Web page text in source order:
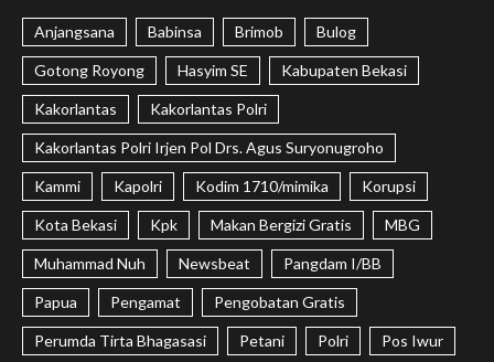
Anjangsana Babinsa Brimob Bulog
Gotong Royong Hasyim SE Kabupaten Bekasi
Kakorlantas Kakorlantas Polri
Kakorlantas Polri Irjen Pol Drs. Agus Suryonugroho
Kammi Kapolri Kodim 1710/mimika Korupsi
Kota Bekasi Kpk Makan Bergizi Gratis MBG
Muhammad Nuh Newsbeat Pangdam I/BB
Papua Pengamat Pengobatan Gratis
Perumda Tirta Bhagasasi Petani Polri Pos Iwur